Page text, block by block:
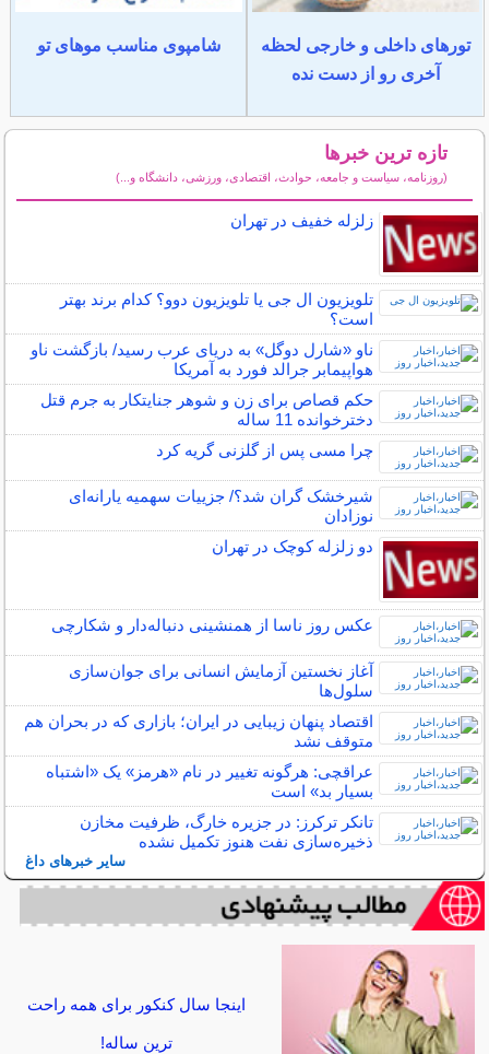
تورهای داخلی و خارجی لحظه
آخری رو از دست نده
شامپوی مناسب موهای تو
تازه ترین خبرها
(روزنامه، سیاست و جامعه، حوادث، اقتصادی، ورزشی، دانشگاه و...)
زلزله خفیف در تهران
تلویزیون ال‌ جی یا تلویزیون دوو؟ کدام برند بهتر
است؟
ناو «شارل دوگل» به دریای عرب رسید/ بازگشت ناو
هواپیمابر جرالد فورد به آمریکا
حکم قصاص برای زن و شوهر جنایتکار به جرم قتل
دخترخوانده 11 ساله
چرا مسی پس از گلزنی گریه کرد
شیرخشک گران شد؟/ جزییات سهمیه یارانه‌ای
نوزادان
دو زلزله کوچک در تهران
عکس روز ناسا از همنشینی دنباله‌دار و شکارچی
آغاز نخستین آزمایش انسانی برای جوان‌سازی
سلول‌ها
اقتصاد پنهان زیبایی در ایران؛ بازاری که در بحران هم
متوقف نشد
عراقچی: هرگونه تغییر در نام «هرمز» یک «اشتباه
بسیار بد» است
تانکر ترکرز: در جزیره خارگ، ظرفیت مخازن
ذخیره‌سازی نفت هنوز تکمیل نشده
سایر خبرهای داغ
اینجا سال کنکور برای همه راحت
ترین ساله!